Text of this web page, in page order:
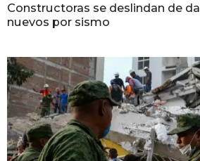
Constructoras se deslindan de
nuevos por sismo